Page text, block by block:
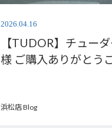
2026.04.16
【TUDOR】チュー
様 ご購入ありがとう
浜松店 Blog